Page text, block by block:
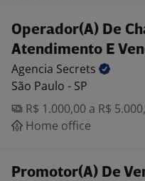
Operador(A) De
Atendimento E
Agencia Secrets
São Paulo - SP
R$ 1.000,00 a R$
Home office
Promotor(A) De